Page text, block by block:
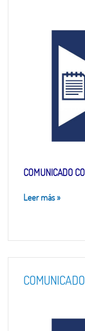
COMUNICADO
Leer más»